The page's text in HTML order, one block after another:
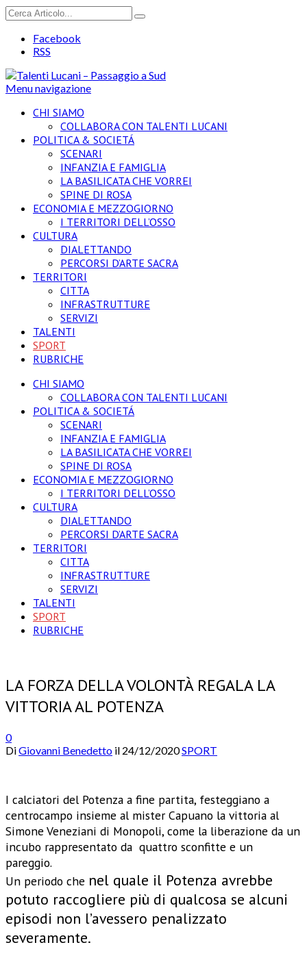
Facebook
RSS
Menu navigazione
CHI SIAMO
COLLABORA CON TALENTI LUCANI
POLITICA & SOCIETÁ
SCENARI
INFANZIA E FAMIGLIA
LA BASILICATA CHE VORREI
SPINE DI ROSA
ECONOMIA E MEZZOGIORNO
I TERRITORI DELL’OSSO
CULTURA
DIALETTANDO
PERCORSI D’ARTE SACRA
TERRITORI
CITTA
INFRASTRUTTURE
SERVIZI
TALENTI
SPORT
RUBRICHE
CHI SIAMO
COLLABORA CON TALENTI LUCANI
POLITICA & SOCIETÁ
SCENARI
INFANZIA E FAMIGLIA
LA BASILICATA CHE VORREI
SPINE DI ROSA
ECONOMIA E MEZZOGIORNO
I TERRITORI DELL’OSSO
CULTURA
DIALETTANDO
PERCORSI D’ARTE SACRA
TERRITORI
CITTA
INFRASTRUTTURE
SERVIZI
TALENTI
SPORT
RUBRICHE
LA FORZA DELLA VOLONTÀ REGALA LA
VITTORIA AL POTENZA
0
DiGiovanni Benedetto il 24/12/2020SPORT
I calciatori del Potenza a fine partita, festeggiano a
centrocampo insieme al mister Capuano la vittoria al
Simone Veneziani di Monopoli, come la liberazione da un
incubo rappresentato da quattro sconfitte e un
pareggio.
Un periodo che nel quale il Potenza avrebbe
potuto raccogliere più di qualcosa se alcuni
episodi non l’avessero penalizzato
severamente.